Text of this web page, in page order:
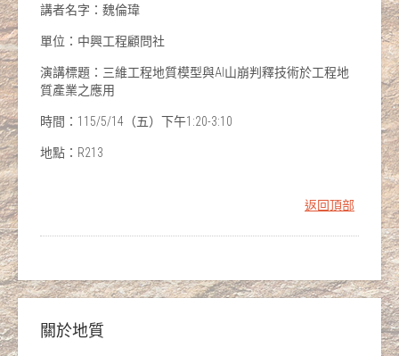
講者名字：魏倫瑋
單位：中興工程顧問社
演講標題：三維工程地質模型與AI山崩判釋技術於工程地
質產業之應用
時間：115/5/14（五）下午1:20-3:10
地點：R213
返回頂部
關於地質